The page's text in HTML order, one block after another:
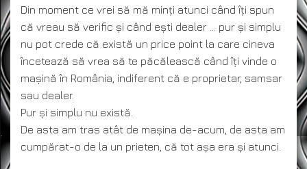
Din moment ce vrei să mă minți atunci când îți spun
că vreau să verific și când ești dealer … pur și simplu
nu pot crede că există un price point la care cineva
încetează să vrea să te păcălească când îți vinde o
mașină în România, indiferent că e proprietar, samsar
sau dealer.
Pur și simplu nu există.
De asta am tras atât de mașina de-acum, de asta am
cumpărat-o de la un prieten, că tot așa era și atunci.